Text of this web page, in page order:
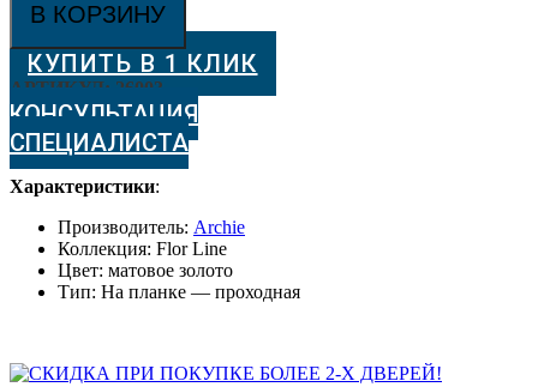
ARCHIE
FLOR
GOLD
(PS)
матовое
золото
проходная
В КОРЗИНУ
КУПИТЬ В 1 КЛИК
АРТИКУЛ: 26003
КОНСУЛЬТАЦИЯ
СПЕЦИАЛИСТА
Характеристики:
Производитель: Archie
Коллекция: Flor Line
Цвет: матовое золото
Тип: На планке — проходная